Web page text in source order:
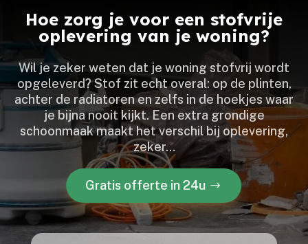
Hoe zorg je voor een stofvrije
oplevering van je woning?
Wil je zeker weten dat je woning stofvrij wordt
opgeleverd? Stof zit echt overal: op de plinten,
achter de radiatoren en zelfs in de hoekjes waar
je bijna nooit kijkt.​ Een extra grondige
schoonmaak maakt het verschil bij oplevering,
zeker…
Gratis offerte in 24u